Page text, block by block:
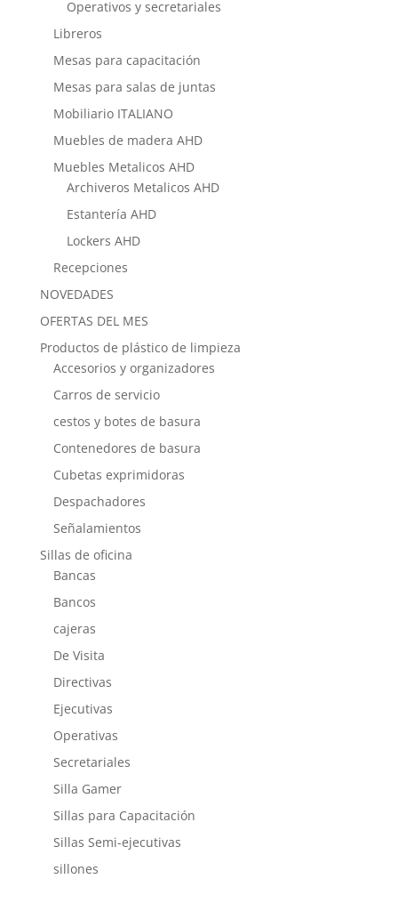
Operativos y secretariales
Libreros
Mesas para capacitación
Mesas para salas de juntas
Mobiliario ITALIANO
Muebles de madera AHD
Muebles Metalicos AHD
Archiveros Metalicos AHD
Estantería AHD
Lockers AHD
Recepciones
NOVEDADES
OFERTAS DEL MES
Productos de plástico de limpieza
Accesorios y organizadores
Carros de servicio
cestos y botes de basura
Contenedores de basura
Cubetas exprimidoras
Despachadores
Señalamientos
Sillas de oficina
Bancas
Bancos
cajeras
De Visita
Directivas
Ejecutivas
Operativas
Secretariales
Silla Gamer
Sillas para Capacitación
Sillas Semi-ejecutivas
sillones